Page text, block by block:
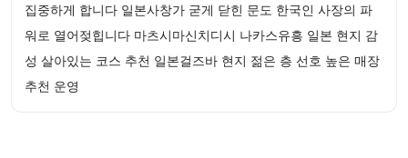
집중하게 합니다 일본사창가 굳게 닫힌 문도 한국인 사장의 파
워로 열어젖힙니다 마츠시마신치디시 나카스유흥 일본 현지 감
성 살아있는 코스 추천 일본걸즈바 현지 젊은 층 선호 높은 매장
추천 운영